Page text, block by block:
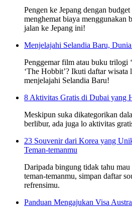
Pengen ke Jepang dengan
menghemat biaya menggunakan
jalan ke Jepang ini!
Menjelajahi Selandia Baru,
Penggemar film atau buku trilogi
‘The Hobbit’? Ikuti daftar
menjelajahi Selandia Baru!
8 Aktivitas Gratis di Dubai yang
Meskipun suka dikategorikan
berlibur, ada juga lo aktivitas
23 Souvenir dari Korea yang
Teman-temanmu
Daripada bingung tidak tahu
teman-temanmu, simpan daftar
refrensimu.
Panduan Mengajukan Visa